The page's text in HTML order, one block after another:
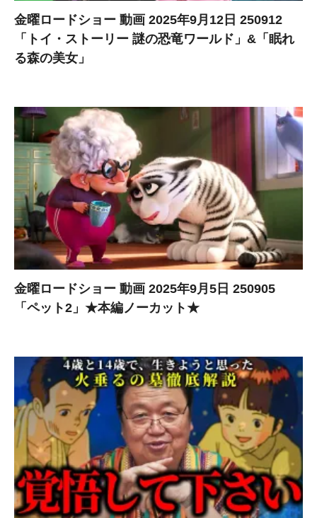
金曜ロードショー 動画 2025年9月12日 250912
「トイ・ストーリー 謎の恐竜ワールド」&「眠れ
る森の美女」
金曜ロードショー 動画 2025年9月5日 250905
「ペット2」★本編ノーカット★